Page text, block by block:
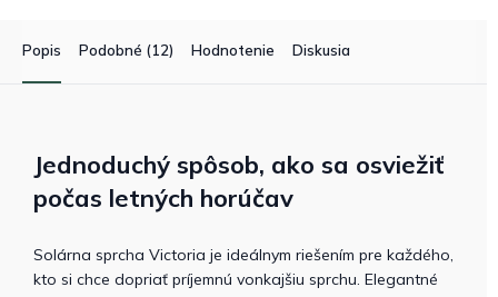
Popis Podobné (12) Hodnotenie Diskusia
Jednoduchý spôsob, ako sa osviežiť
počas letných horúčav
Solárna sprcha Victoria je ideálnym riešením pre každého,
kto si chce dopriať príjemnú vonkajšiu sprchu. Elegantné